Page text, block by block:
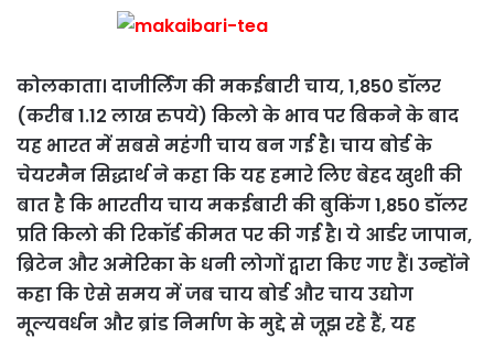
कोलकाता। दाजीर्लिंग की मकईबारी चाय, 1,850 डॉलर
(करीब 1.12 लाख रुपये) किलो के भाव पर बिकने के बाद
यह भारत में सबसे महंगी चाय बन गई है। चाय बोर्ड के
चेयरमैन सिद्धार्थ ने कहा कि यह हमारे लिए बेहद खुशी की
बात है कि भारतीय चाय मकईबारी की बुकिंग 1,850 डॉलर
प्रति किलो की रिकॉर्ड कीमत पर की गई है। ये आर्डर जापान,
ब्रिटेन और अमेरिका के धनी लोगों द्वारा किए गए हैं। उन्होंने
कहा कि ऐसे समय में जब चाय बोर्ड और चाय उद्योग
मूल्यवर्धन और ब्रांड निर्माण के मुद्दे से जूझ रहे हैं, यह